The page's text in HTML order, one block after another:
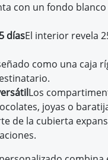
con un fondo
díasEl interior revela
como una caja
Los
joyas o
de la cubierta